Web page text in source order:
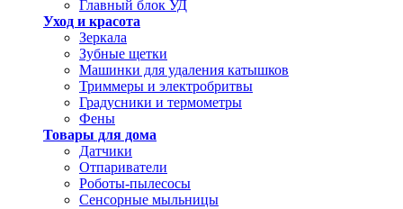
Главный блок УД
Уход и красота
Зеркала
Зубные щетки
Машинки для удаления катышков
Триммеры и электробритвы
Градусники и термометры
Фены
Товары для дома
Датчики
Отпариватели
Роботы-пылесосы
Сенсорные мыльницы